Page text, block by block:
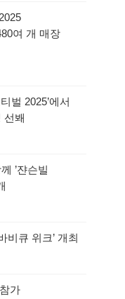
여 개 매장
벌 2025’에서
선봬
’쟌슨빌
비큐 위크’ 개최
가